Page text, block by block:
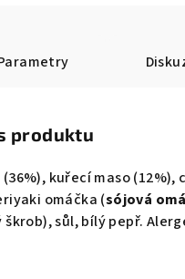
produktu
kuřecí maso
omáčka (sójová
sůl, bílý pepř.